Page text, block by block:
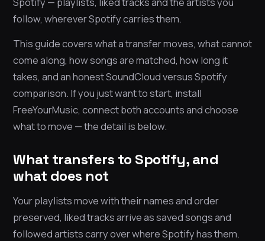
follow, wherever Spotify carries them.
This guide covers what a transfer moves, what cannot
come along, how songs are matched, how long it
takes, and an honest SoundCloud versus Spotify
comparison. If you just want to start, install
FreeYourMusic, connect both accounts and choose
what to move — the detail is below.
What transfers to Spotify, and
what does not
Your playlists move with their names and order
preserved, liked tracks arrive as saved songs and
followed artists carry over where Spotify has them.